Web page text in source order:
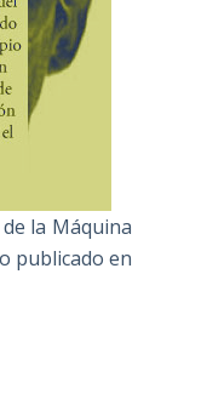
la Máquina
publicado en